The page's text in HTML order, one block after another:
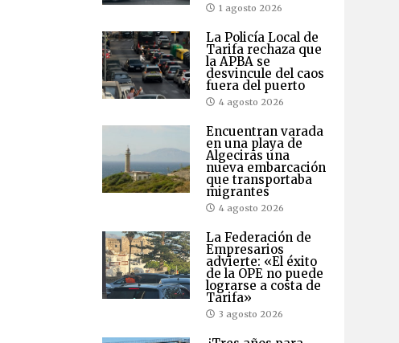
1 agosto 2026
La Policía Local de
Tarifa rechaza que
la APBA se
desvincule del caos
fuera del puerto
4 agosto 2026
Encuentran varada
en una playa de
Algeciras una
nueva embarcación
que transportaba
migrantes
4 agosto 2026
La Federación de
Empresarios
advierte: «El éxito
de la OPE no puede
lograrse a costa de
Tarifa»
3 agosto 2026